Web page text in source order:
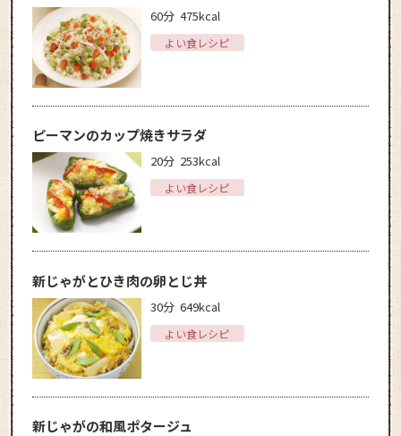
60分 475kcal
よい食レシピ
ピーマンのカップ焼きサラダ
20分 253kcal
よい食レシピ
新じゃがとひき肉の卵とじ丼
30分 649kcal
よい食レシピ
新じゃがの和風ポタージュ